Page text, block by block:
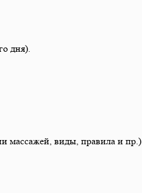
дня).
массажей, виды, правила и пр.)